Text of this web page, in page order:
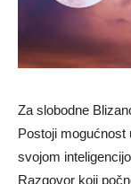
Za slobodne
Postoji mogućnost
svojom
Razgovor koji